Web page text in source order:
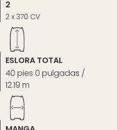
2
2 x 370 CV
ESLORA TOTAL
40 pies 0 pulgadas /
12.19 m